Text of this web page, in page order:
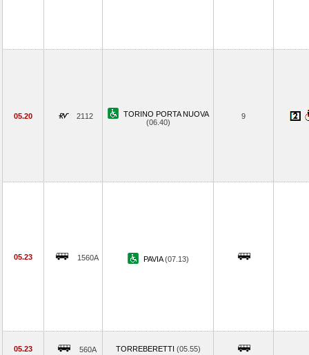
05.20 2112
TORINO PORTA NUOVA
(06.40)
9
05.23 1560A PAVIA(07.13)
05.23 560A TORREBERETTI (05.55)